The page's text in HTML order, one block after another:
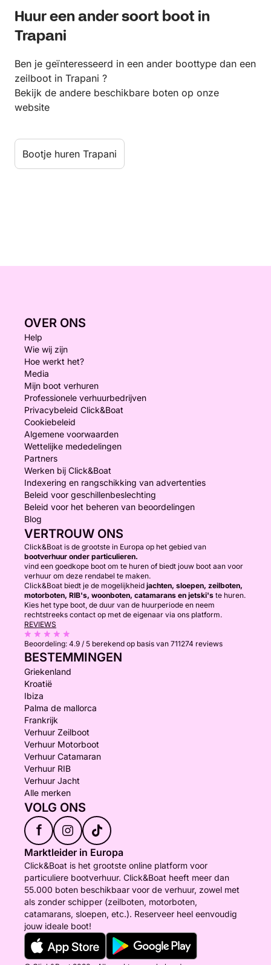
Huur een ander soort boot in
Trapani
Ben je geïnteresseerd in een ander boottype dan een
zeilboot in Trapani ?
Bekijk de andere beschikbare boten op onze
website
Bootje huren Trapani
OVER ONS
Help
Wie wij zijn
Hoe werkt het?
Media
Mijn boot verhuren
Professionele verhuurbedrijven
Privacybeleid Click&Boat
Cookiebeleid
Algemene voorwaarden
Wettelijke mededelingen
Partners
Werken bij Click&Boat
Indexering en rangschikking van advertenties
Beleid voor geschillenbeslechting
Beleid voor het beheren van beoordelingen
Blog
VERTROUW ONS
Click&Boat is de grootste in Europa op het gebied van
bootverhuur onder particulieren.
vind een goedkope boot om te huren of biedt jouw boot aan voor
verhuur om deze rendabel te maken.
Click&Boat biedt je de mogelijkheid jachten, sloepen, zeilboten,
motorboten, RIB's, woonboten, catamarans en jetski's te huren.
Kies het type boot, de duur van de huurperiode en neem
rechtstreeks contact op met de eigenaar via ons platform.
REVIEWS
Beoordeling: 4.9 / 5 berekend op basis van 711274 reviews
BESTEMMINGEN
Griekenland
Kroatië
Ibiza
Palma de mallorca
Frankrijk
Verhuur Zeilboot
Verhuur Motorboot
Verhuur Catamaran
Verhuur RIB
Verhuur Jacht
Alle merken
VOLG ONS
f
Marktleider in Europa
Click&Boat is het grootste online platform voor
particuliere bootverhuur. Click&Boat heeft meer dan
55.000 boten beschikbaar voor de verhuur, zowel met
als zonder schipper (zeilboten, motorboten,
catamarans, sloepen, etc.). Reserveer heel eenvoudig
jouw ideale boot!